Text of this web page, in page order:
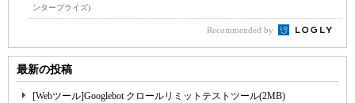
ンタープライズ)
Recommended by
最新の投稿
[Webツール]Googlebot クロールリミットテストツール(2MB)